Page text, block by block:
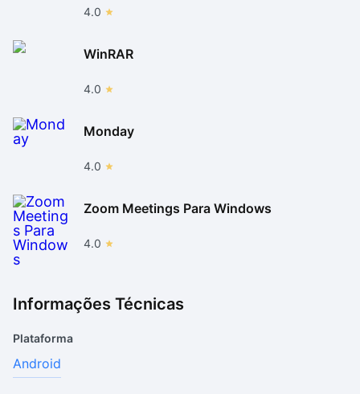
4.0
WinRAR
4.0
Monday
4.0
Zoom Meetings Para Windows
4.0
Informações Técnicas
Plataforma
Android